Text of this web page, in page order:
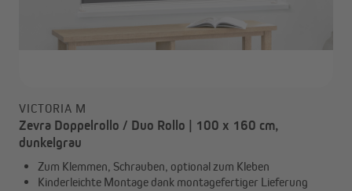
VICTORIA M
Zevra Doppelrollo / Duo Rollo | 100 x 160 cm,
dunkelgrau
Zum Klemmen, Schrauben, optional zum Kleben
Kinderleichte Montage dank montagefertiger Lieferung